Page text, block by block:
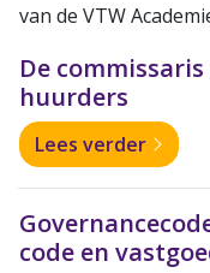
van de VTW
De
huurders
Lees verder
code en